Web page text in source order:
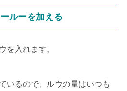
ルーを加える
を入れます。
いるので、ルウの量はいつも